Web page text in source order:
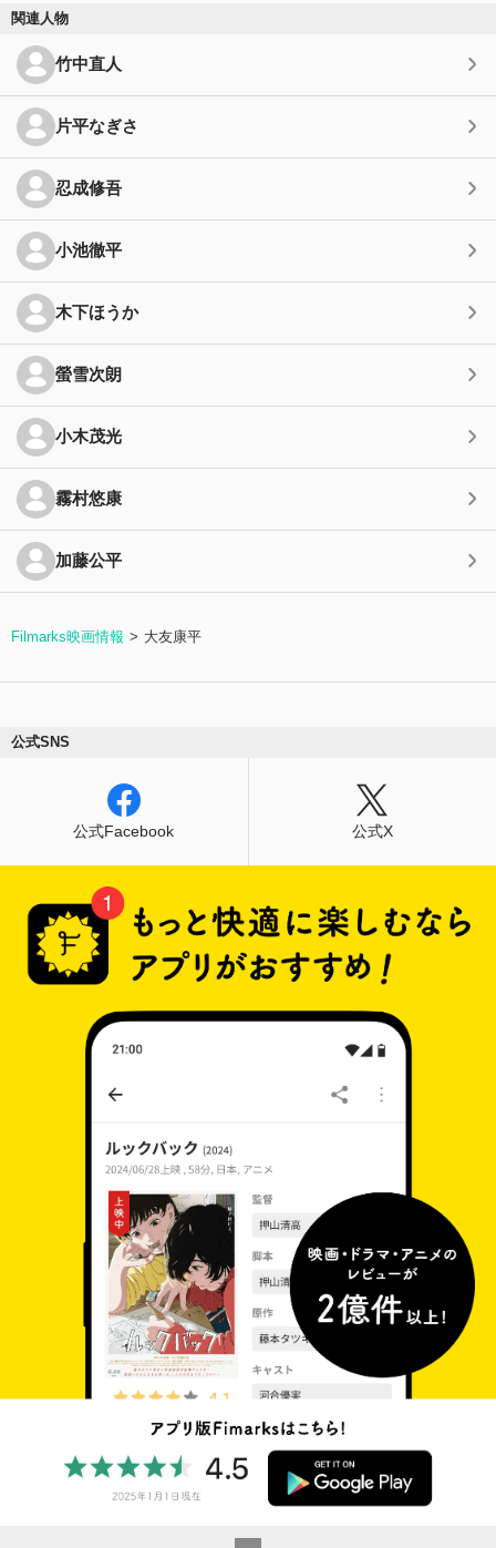
関連人物
竹中直人
片平なぎさ
忍成修吾
小池徹平
木下ほうか
螢雪次朗
小木茂光
霧村悠康
加藤公平
Filmarks映画情報 大友康平
公式SNS
公式Facebook 公式X